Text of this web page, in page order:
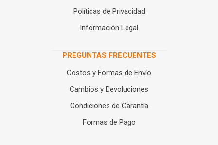
Políticas de Privacidad
Información Legal
PREGUNTAS FRECUENTES
Costos y Formas de Envío
Cambios y Devoluciones
Condiciones de Garantía
Formas de Pago